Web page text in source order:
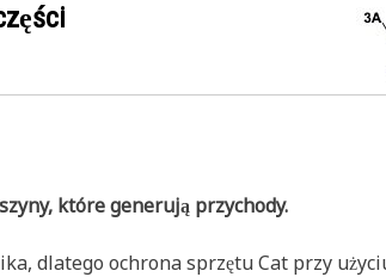
które generują przychody.
dlatego ochrona sprzętu Cat przy